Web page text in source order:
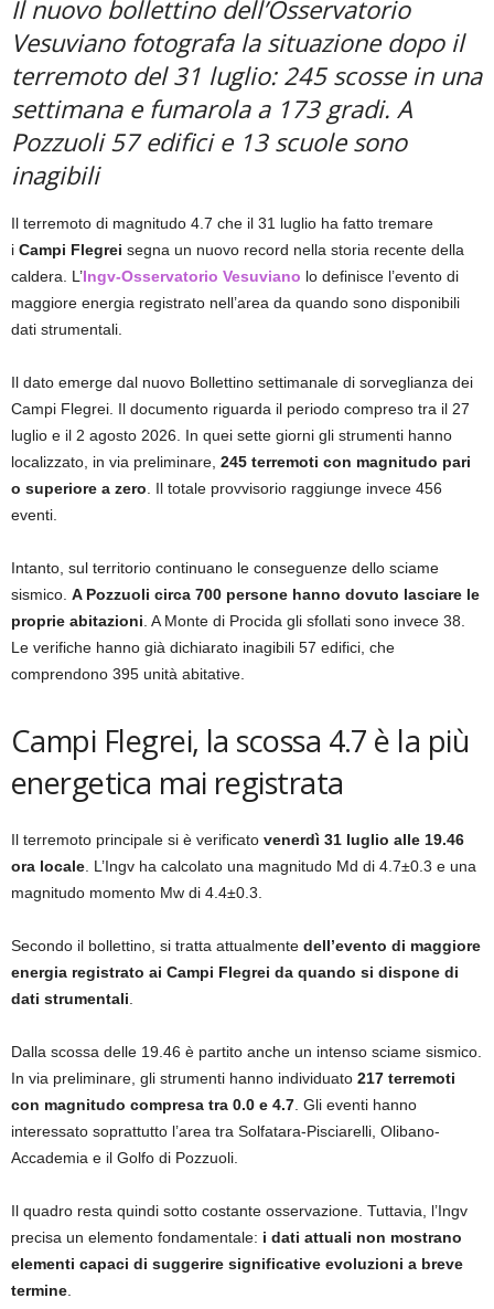
Il nuovo bollettino dell’Osservatorio
Vesuviano fotografa la situazione dopo il
terremoto del 31 luglio: 245 scosse in una
settimana e fumarola a 173 gradi. A
Pozzuoli 57 edifici e 13 scuole sono
inagibili
Il terremoto di magnitudo 4.7 che il 31 luglio ha fatto tremare
i Campi Flegrei segna un nuovo record nella storia recente della
caldera. L’Ingv-Osservatorio Vesuviano lo definisce l’evento di
maggiore energia registrato nell’area da quando sono disponibili
dati strumentali.
Il dato emerge dal nuovo Bollettino settimanale di sorveglianza dei
Campi Flegrei. Il documento riguarda il periodo compreso tra il 27
luglio e il 2 agosto 2026. In quei sette giorni gli strumenti hanno
localizzato, in via preliminare, 245 terremoti con magnitudo pari
o superiore a zero . Il totale provvisorio raggiunge invece 456
eventi.
Intanto, sul territorio continuano le conseguenze dello sciame
sismico. A Pozzuoli circa 700 persone hanno dovuto lasciare le
proprie abitazioni . A Monte di Procida gli sfollati sono invece 38.
Le verifiche hanno già dichiarato inagibili 57 edifici, che
comprendono 395 unità abitative.
Campi Flegrei, la scossa 4.7 è la più
energetica mai registrata
Il terremoto principale si è verificato venerdì 31 luglio alle 19.46
ora locale . L’Ingv ha calcolato una magnitudo Md di 4.7±0.3 e una
magnitudo momento Mw di 4.4±0.3.
Secondo il bollettino, si tratta attualmente dell’evento di maggiore
energia registrato ai Campi Flegrei da quando si dispone di
dati strumentali
Dalla scossa delle 19.46 è partito anche un intenso sciame sismico.
In via preliminare, gli strumenti hanno individuato 217 terremoti
con magnitudo compresa tra 0.0 e 4.7 . Gli eventi hanno
interessato soprattutto l’area tra Solfatara-Pisciarelli, Olibano-
Accademia e il Golfo di Pozzuoli.
Il quadro resta quindi sotto costante osservazione. Tuttavia, l’Ingv
precisa un elemento fondamentale: i dati attuali non mostrano
elementi capaci di suggerire significative evoluzioni a breve
termine